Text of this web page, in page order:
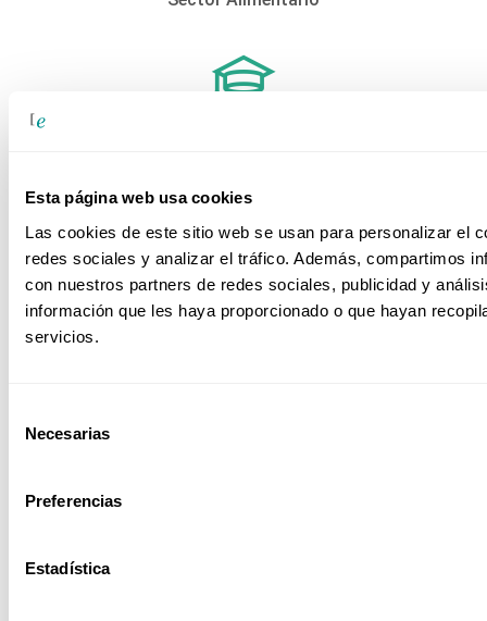
Esta página web usa cookies
Las cookies de este sitio web se usan para personalizar el
redes sociales y analizar el tráfico. Además, compartimos
con nuestros partners de redes sociales, publicidad y
información que les haya proporcionado o que hayan
servicios.
Necesarias
Preferencias
Estadística
Sector Farmacéutico